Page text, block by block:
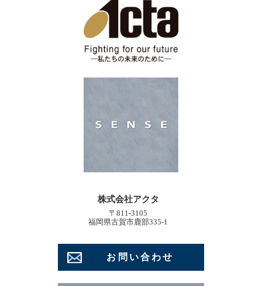
株式会社アクタ
〒811-3105
福岡県古賀市鹿部335-1
お問い合わせ